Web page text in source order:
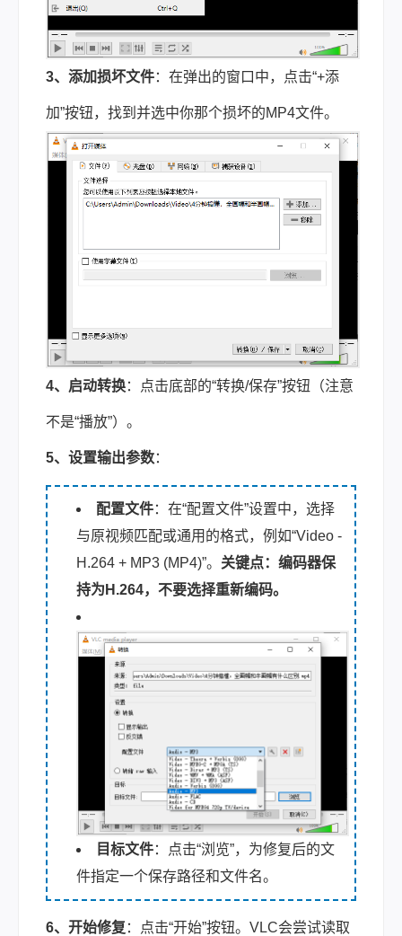
3、添加损坏文件：在弹出的窗口中，点击“+添
加”按钮，找到并选中你那个损坏的MP4文件。
4、启动转换：点击底部的“转换/保存”按钮（注意
不是“播放”）。
5、设置输出参数：
配置文件：在“配置文件”设置中，选择
与原视频匹配或通用的格式，例如“Video -
H.264 + MP3 (MP4)”。 关键点：编码器保
持为H.264，不要选择重新编码。
目标文件：点击“浏览”，为修复后的文
件指定一个保存路径和文件名。
6、开始修复 ：点击“开始”按钮。VLC会尝试读取